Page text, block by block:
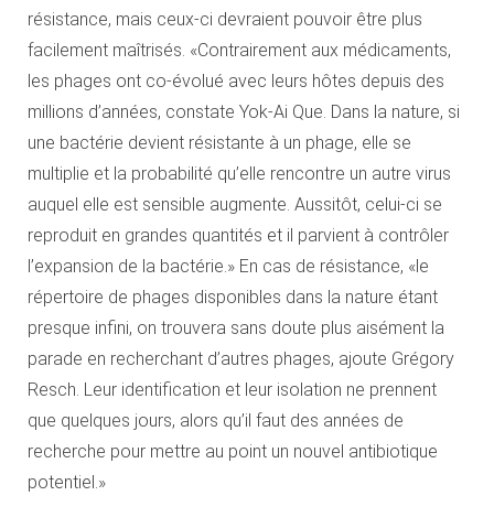
résistance, mais ceux-ci devraient pouvoir être plus
facilement maîtrisés. «Contrairement aux médicaments,
les phages ont co-évolué avec leurs hôtes depuis des
millions d’années, constate Yok-Ai Que. Dans la nature, si
une bactérie devient résistante à un phage, elle se
multiplie et la probabilité qu’elle rencontre un autre virus
auquel elle est sensible augmente. Aussitôt, celui-ci se
reproduit en grandes quantités et il parvient à contrôler
l’expansion de la bactérie.» En cas de résistance, «le
répertoire de phages disponibles dans la nature étant
presque infini, on trouvera sans doute plus aisément la
parade en recherchant d’autres phages, ajoute Grégory
Resch. Leur identification et leur isolation ne prennent
que quelques jours, alors qu’il faut des années de
recherche pour mettre au point un nouvel antibiotique
potentiel.»